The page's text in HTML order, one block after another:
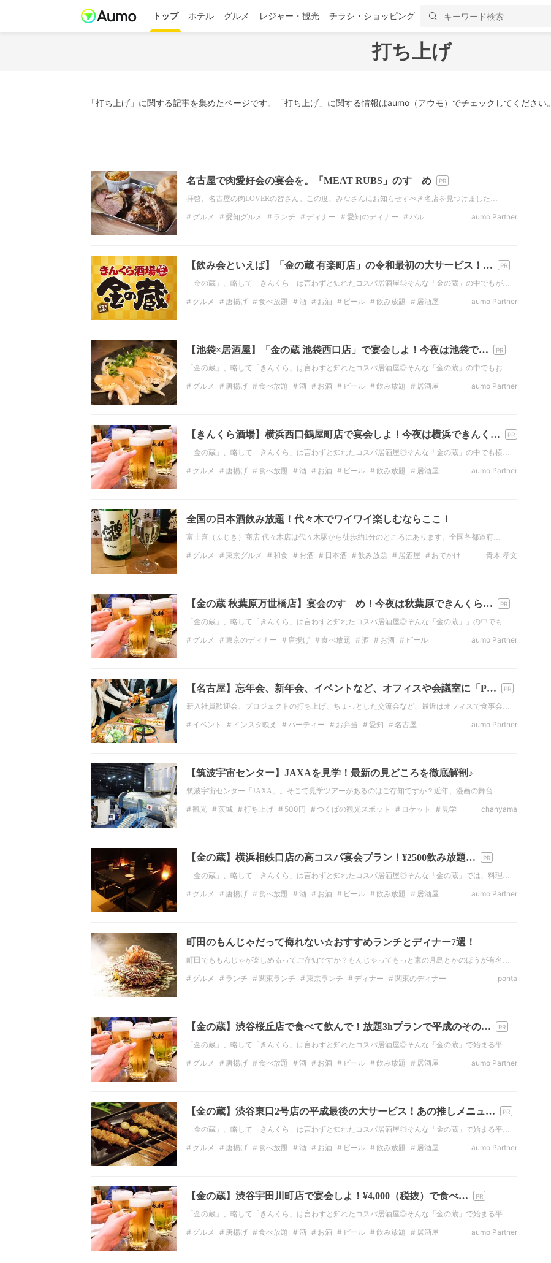
トップ ホテル グルメ レジャー・観光 チラシ・ショッピング
打ち上げ
「打ち上げ」に関する記事を集めたページです。「打ち上げ」に関する情報はaumo（アウモ）でチェックしてください。
名古屋で肉愛好会の宴会を。「MEAT RUBS」のすゝめ
拝啓、名古屋の肉LOVERの皆さん。この度、みなさんにお知らせすべき名店を見つけました…
グルメ 愛知グルメ ランチ ディナー 愛知のディナー
バル
aumo Partner
【飲み会といえば】「金の蔵 有楽町店」の令和最初の大サービス！…
「金の蔵」、略して「きんくら」は言わずと知れたコスパ居酒屋◎そんな「金の蔵」の中でもが…
グルメ 唐揚げ 食べ放題 酒 お酒 ビール 飲み放題
居酒屋
aumo Partner
【池袋×居酒屋】「金の蔵 池袋西口店」で宴会しよ！今夜は池袋で…
「金の蔵」、略して「きんくら」は言わずと知れたコスパ居酒屋◎そんな「金の蔵」の中でもお…
グルメ 唐揚げ 食べ放題 酒 お酒 ビール 飲み放題
居酒屋
aumo Partner
【きんくら酒場】横浜西口鶴屋町店で宴会しよ！今夜は横浜できんく…
「金の蔵」、略して「きんくら」は言わずと知れたコスパ居酒屋◎そんな「金の蔵」の中でも横…
グルメ 唐揚げ 食べ放題 酒 お酒 ビール 飲み放題
居酒屋
aumo Partner
全国の日本酒飲み放題！代々木でワイワイ楽しむならここ！
富士喜（ふじき）商店 代々木店は代々木駅から徒歩約1分のところにあります。全国各都道府…
グルメ 東京グルメ 和食 お酒 日本酒 飲み放題 居酒屋
おでかけ
青木 孝文
【金の蔵 秋葉原万世橋店】宴会のすゝめ！今夜は秋葉原できんくら…
「金の蔵」、略して「きんくら」は言わずと知れたコスパ居酒屋◎そんな「金の蔵」」の中でも…
グルメ 東京のディナー 唐揚げ 食べ放題 酒 お酒
ビール
aumo Partner
【名古屋】忘年会、新年会、イベントなど、オフィスや会議室に「P…
新入社員歓迎会、プロジェクトの打ち上げ、ちょっとした交流会など、最近はオフィスで食事会…
イベント インスタ映え パーティー お弁当 愛知
名古屋
aumo Partner
【筑波宇宙センター】JAXAを見学！最新の見どころを徹底解剖♪
筑波宇宙センター「JAXA」。そこで見学ツアーがあるのはご存知ですか？近年、漫画の舞台…
観光 茨城 打ち上げ 500円 つくばの観光スポット ロケット
見学
chanyama
【金の蔵】横浜相鉄口店の高コスパ宴会プラン！¥2500飲み放題…
「金の蔵」、略して「きんくら」は言わずと知れたコスパ居酒屋◎そんな「金の蔵」では、料理…
グルメ 唐揚げ 食べ放題 酒 お酒 ビール 飲み放題
居酒屋
aumo Partner
町田のもんじゃだって侮れない☆おすすめランチとディナー7選！
町田でももんじゃが楽しめるってご存知ですか？もんじゃってもっと東の月島とかのほうが有名…
グルメ ランチ 関東ランチ 東京ランチ ディナー
関東のディナー
ponta
【金の蔵】渋谷桜丘店で食べて飲んで！放題3hプランで平成のその…
「金の蔵」、略して「きんくら」は言わずと知れたコスパ居酒屋◎そんな「金の蔵」で始まる平…
グルメ 唐揚げ 食べ放題 酒 お酒 ビール 飲み放題
居酒屋
aumo Partner
【金の蔵】渋谷東口2号店の平成最後の大サービス！あの推しメニュ…
「金の蔵」、略して「きんくら」は言わずと知れたコスパ居酒屋◎そんな「金の蔵」で始まる平…
グルメ 唐揚げ 食べ放題 酒 お酒 ビール 飲み放題
居酒屋
aumo Partner
【金の蔵】渋谷宇田川町店で宴会しよ！¥4,000（税抜）で食べ…
「金の蔵」、略して「きんくら」は言わずと知れたコスパ居酒屋◎そんな「金の蔵」で始まる平…
グルメ 唐揚げ 食べ放題 酒 お酒 ビール 飲み放題
居酒屋
aumo Partner